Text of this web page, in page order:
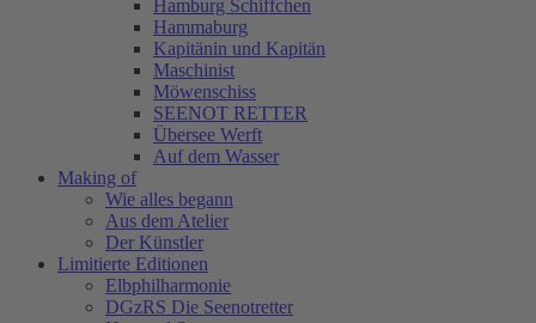
Hamburg Schiffchen
Hammaburg
Kapitänin und Kapitän
Maschinist
Möwenschiss
SEENOT RETTER
Übersee Werft
Auf dem Wasser
Making of
Wie alles begann
Aus dem Atelier
Der Künstler
Limitierte Editionen
Elbphilharmonie
DGzRS Die Seenotretter